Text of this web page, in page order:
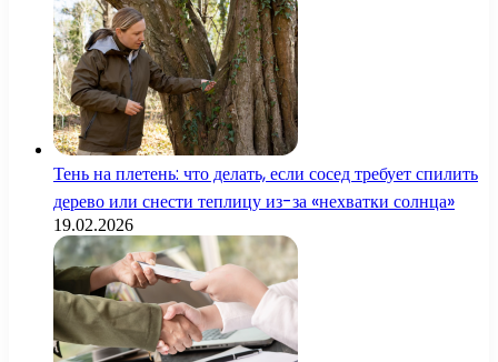
Тень на плетень: что делать, если сосед требует спилить
дерево или снести теплицу из-за «нехватки солнца»
19.02.2026